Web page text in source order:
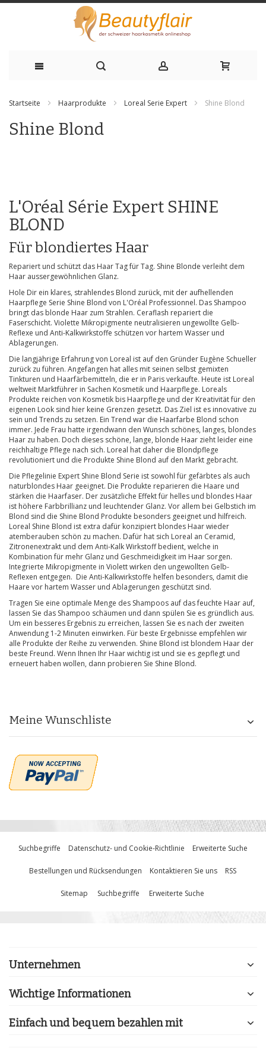
springen
Startseite Haarprodukte Loreal Serie Expert Shine Blond
Shine Blond
L'Oréal Série Expert SHINE
BLOND
Für blondiertes Haar
Repariert und schützt das Haar Tag für Tag. Shine Blonde verleiht dem
Haar aussergewöhnlichen Glanz.
Hole Dir ein klares, strahlendes Blond zurück, mit der aufhellenden
Haarpflege Serie Shine Blond von L'Oréal Professionnel. Das Shampoo
bringt das blonde Haar zum Strahlen. Ceraflash repariert die
Faserschicht. Violette Mikropigmente neutralisieren ungewollte Gelb-
Reflexe und Anti-Kalkwirkstoffe schützen vor hartem Wasser und
Ablagerungen.
Die langjährige Erfahrung von Loreal ist auf den Gründer Eugène Schueller
zurück zu führen. Angefangen hat alles mit seinen selbst gemixten
Tinkturen und Haarfärbemitteln, die er in Paris verkaufte. Heute ist Loreal
weltweit Marktführer in Sachen Kosmetik und Haarpflege. Loreals
Produkte reichen von Kosmetik bis Haarpflege und der Kreativität für den
eigenen Look sind hier keine Grenzen gesetzt. Das Ziel ist es innovative zu
sein und Trends zu setzen. Ein Trend war die Haarfarbe Blond schon
immer. Jede Frau hatte irgendwann den Wunsch schönes, langes, blondes
Haar zu haben. Doch dieses schöne, lange, blonde Haar zieht leider eine
reichhaltige Pflege nach sich. Loreal hat daher die Blondpflege
revolutioniert und die Produkte Shine Blond auf den Markt gebracht.
Die Pflegelinie Expert Shine Blond Serie ist sowohl für gefärbtes als auch
naturblondes Haar geeignet. Die Produkte reparieren die Haare und
stärken die Haarfaser. Der zusätzliche Effekt für helles und blondes Haar
ist höhere Farbbrillianz und leuchtender Glanz. Vor allem bei Gelbstich im
Blond sind die Shine Blond Produkte besonders geeignet und hilfreich.
Loreal Shine Blond ist extra dafür konzipiert blondes Haar wieder
atemberauben schön zu machen. Dafür hat sich Loreal an Ceramid,
Zitronenextrakt und dem Anti-Kalk Wirkstoff bedient, welche in
Kombination für mehr Glanz und Geschmeidigkeit im Haar sorgen.
Integrierte Mikropigmente in Violett wirken den ungewollten Gelb-
Reflexen entgegen. Die Anti-Kalkwirkstoffe helfen besonders, damit die
Haare vor hartem Wasser und Ablagerungen geschützt sind.
Tragen Sie eine optimale Menge des Shampoos auf das feuchte Haar auf,
lassen Sie das Shampoo schäumen und dann spülen Sie es gründlich aus.
Um ein besseres Ergebnis zu erreichen, lassen Sie es nach der zweiten
Anwendung 1-2 Minuten einwirken. Für beste Ergebnisse empfehlen wir
alle Produkte der Reihe zu verwenden. Shine Blond ist blondem Haar der
beste Freund. Wenn Ihnen Ihr Haar wichtig ist und sie es gepflegt und
erneuert haben wollen, dann probieren Sie Shine Blond.
Meine Wunschliste
Suchbegriffe Datenschutz- und Cookie-Richtlinie Erweiterte Suche
Bestellungen und Rücksendungen Kontaktieren Sie uns RSS
Sitemap Suchbegriffe Erweiterte Suche
Unternehmen
Wichtige Informationen
Einfach und bequem bezahlen mit